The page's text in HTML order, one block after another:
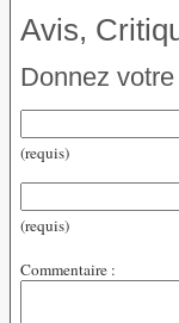
Avis,
Donnez
(requis)
(requis)
Commentaire :